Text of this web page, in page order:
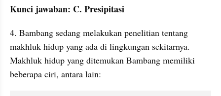
Kunci jawaban: C. Presipitasi
4. Bambang sedang melakukan penelitian tentang
makhluk hidup yang ada di lingkungan sekitarnya.
Makhluk hidup yang ditemukan Bambang memiliki
beberapa ciri, antara lain: